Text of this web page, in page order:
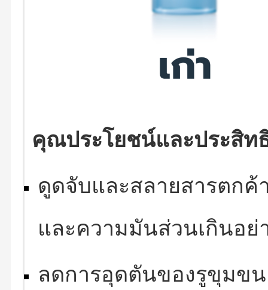
คุณประโยชน์และประสิท
ดูดจับและสลายสารตกค้
และความมันส่วนเกินอย่
ลดการอุดตันของรูขุมขน